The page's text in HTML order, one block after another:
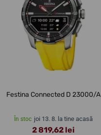
Festina Connected D 23000/A
În stoc joi 13. 8. la tine acasă
2 819,62 lei